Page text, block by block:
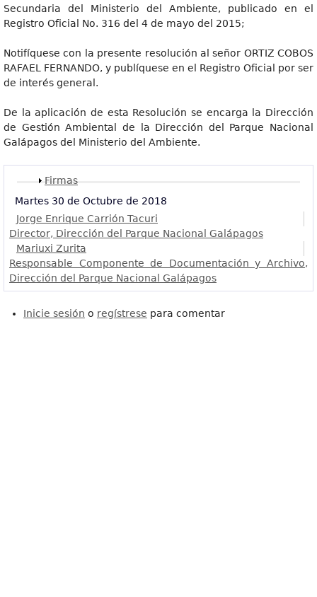
Secundaria del Ministerio del Ambiente, publicado en el
Registro Oficial No. 316 del 4 de mayo del 2015;
Notifíquese con la presente resolución al señor ORTIZ COBOS
RAFAEL FERNANDO, y publíquese en el Registro Oficial por ser
de interés general.
De la aplicación de esta Resolución se encarga la Dirección
de Gestión Ambiental de la Dirección del Parque Nacional
Galápagos del Ministerio del Ambiente.
Mostrar
Firmas
Martes 30 de Octubre de 2018
Jorge Enrique Carrión Tacuri
Director, Dirección del Parque Nacional Galápagos
Mariuxi Zurita
Responsable Componente de Documentación y Archivo,
Dirección del Parque Nacional Galápagos
Inicie sesión o regístrese para comentar